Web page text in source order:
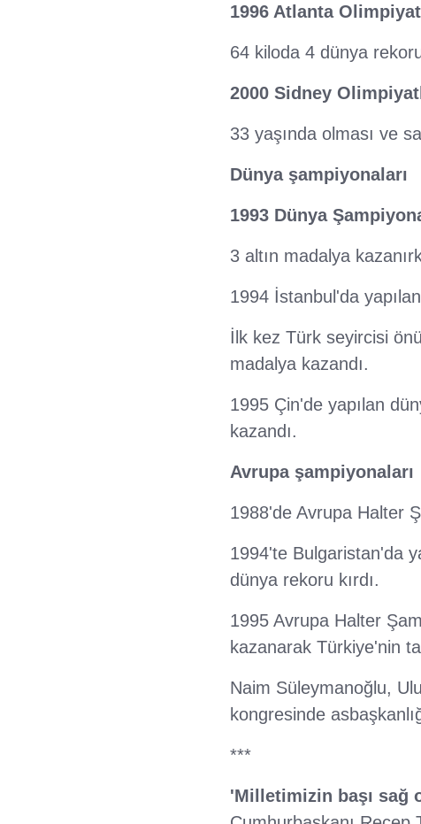
1996 Atlanta
64 kiloda 4 dünya
2000 Sidney
33 yaşında olması ve
Dünya şampiyonaları
1993 Dünya
3 altın madalya
1994 İstanbul'da
İlk kez Türk seyircisi
madalya kazandı.
1995 Çin'de yapılan
kazandı.
Avrupa şampiyonaları
1988'de Avrupa Halter
1994'te Bulgaristan'da
dünya rekoru kırdı.
1995 Avrupa Halter
kazanarak Türkiye'nin
Naim Süleymanoğlu,
kongresinde
***
'Milletimizin başı sağ